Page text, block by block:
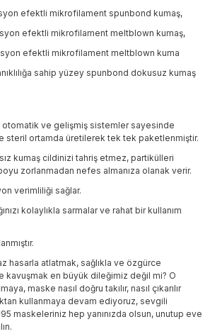
efektli mikrofilament spunbond kumaş,
efektli mikrofilament meltblown kumaş,
efektli mikrofilament meltblown kuma
sahip yüzey spunbond dokusuz kumaş
otomatik ve gelişmiş sistemler sayesinde
steril ortamda üretilerek tek tek paketlenmiştir.
kumaş cildinizi tahriş etmez, partikülleri
zorlanmadan nefes almanıza olanak verir.
verimliliği sağlar.
kolaylıkla sarmalar ve rahat bir kullanım
hasarla atlatmak, sağlıkla ve özgürce
en büyük dileğimiz değil mi? O
maske nasıl doğru takılır, nasıl çıkarılır
kullanmaya devam ediyoruz, sevgili
maskeleriniz hep yanınızda olsun, unutup eve